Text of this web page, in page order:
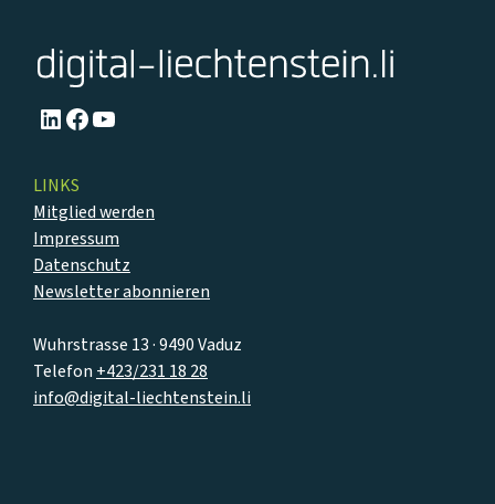
LinkedIn
Facebook
YouTube
Wuhrstrasse 13 · 9490 Vaduz
Telefon +423/231 18 28
info@digital-liechtenstein.li
LINKS
Mitglied werden
Impressum
Datenschutz
Newsletter abonnieren